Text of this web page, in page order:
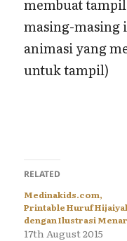
membuat
masing-masing
animasi yang
untuk tampil)
RELATED
Medinakids.com,
Printable Huruf
dengan Ilustrasi
17th August 2015